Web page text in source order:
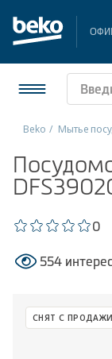
Плиты
Малая
Beko Мытье
0
554
СНЯТ С ПРОДАЖИ